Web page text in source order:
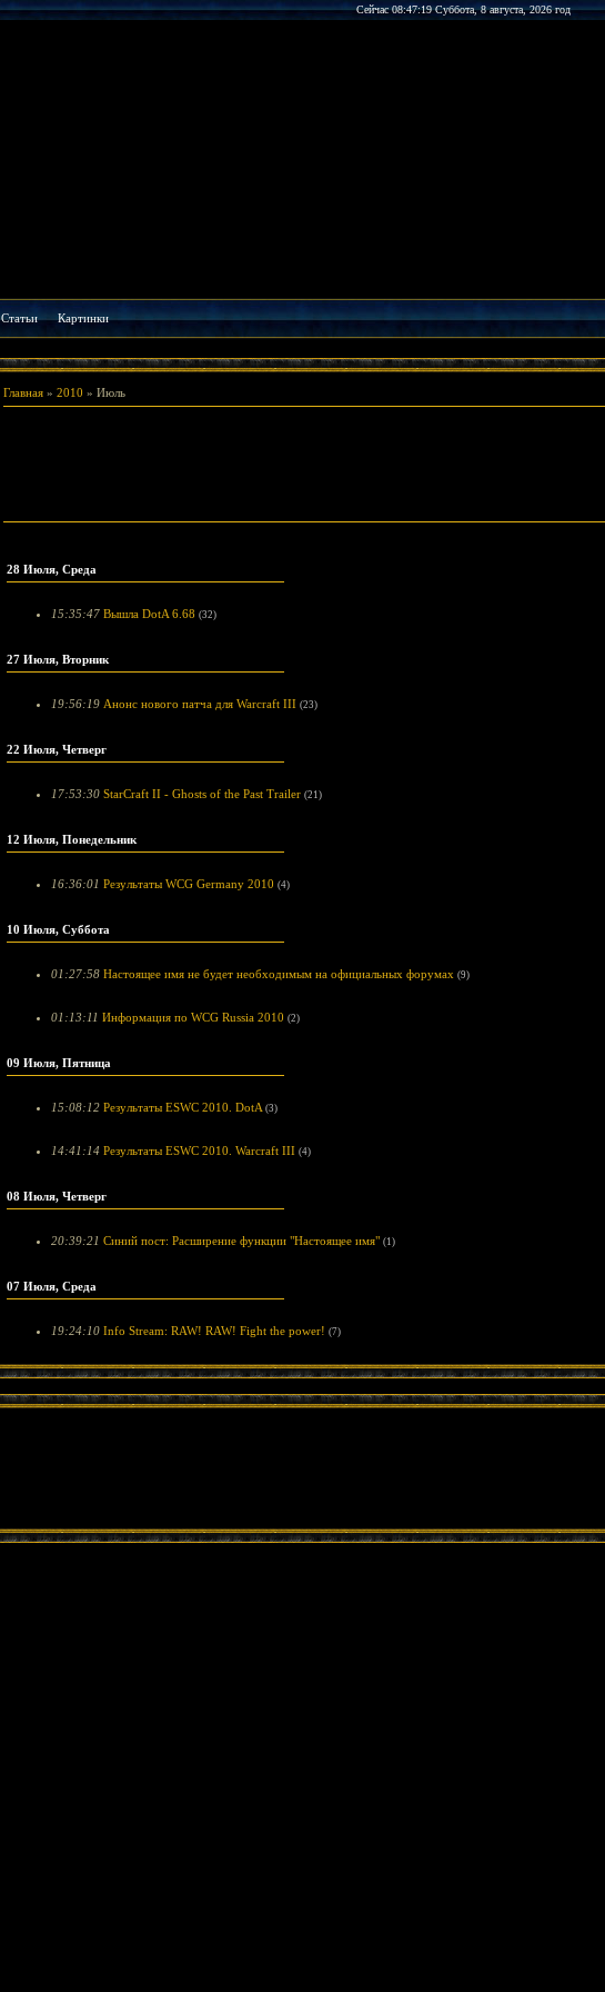
Сейчас 08:47:19 Суббота, 8 августа, 2026 год
Cтатьи Картинки
Главная » 2010 » Июль
28 Июля, Среда
15:35:47 Вышла DotA 6.68 (32)
27 Июля, Вторник
19:56:19 Анонс нового патча для Warcraft III (23)
22 Июля, Четверг
17:53:30 StarCraft II - Ghosts of the Past Trailer (21)
12 Июля, Понедельник
16:36:01 Результаты WCG Germany 2010 (4)
10 Июля, Суббота
01:27:58 Настоящее имя не будет необходимым на официальных форумах (9)
01:13:11 Информация по WCG Russia 2010 (2)
09 Июля, Пятница
15:08:12 Результаты ESWC 2010. DotA (3)
14:41:14 Результаты ESWC 2010. Warcraft III (4)
08 Июля, Четверг
20:39:21 Синий пост: Расширение функции "Настоящее имя" (1)
07 Июля, Среда
19:24:10 Info Stream: RAW! RAW! Fight the power! (7)